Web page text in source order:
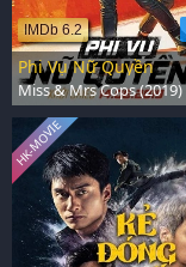
IMDb 6.2
Phi Vụ Nữ Quyền
Miss & Mrs Cops (2019)
HK-MOVIE